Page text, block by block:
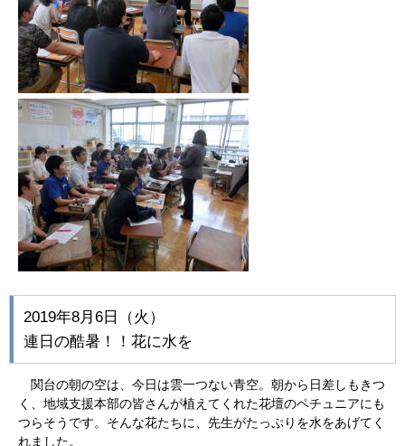
2019年8月6日（火）
連日の酷暑！！花に水を
関台の朝の空は、今日は雲一つない青空。朝から日差しもきつ
く、地域支援本部の皆さんが植えてくれた花壇のペチュニアにも
つらそうです。そんな花たちに、先生がたっぷりを水をあげてく
れました。